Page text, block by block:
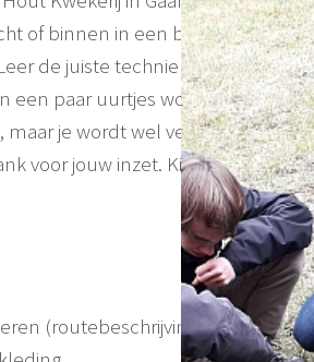
of binnen in een boerenschuur.
de juiste techniek en trucs
paar uurtjes worden de
maar je wordt wel verwacht om
voor jouw inzet. Kinderen zijn
(routebeschrijving met